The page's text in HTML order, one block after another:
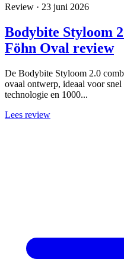
Review · 23 juni 2026
Bodybite Styloom
Föhn Oval review
De Bodybite Styloom 2.0
ovaal ontwerp, ideaal voor
technologie en 1000...
Lees review